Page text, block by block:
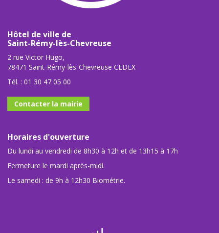
Hôtel de ville de
Saint-Rémy-lès-Chevreuse
2 rue Victor Hugo,
78471 Saint-Rémy-lès-Chevreuse CEDEX
Tél. : 01 30 47 05 00
Contacter la mairie
Horaires d'ouverture
Du lundi au vendredi de 8h30 à 12h et de 13h15 à 17h
Fermeture le mardi après-midi.
Le samedi : de 9h à 12h30 Biométrie.